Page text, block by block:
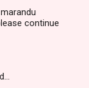
continue